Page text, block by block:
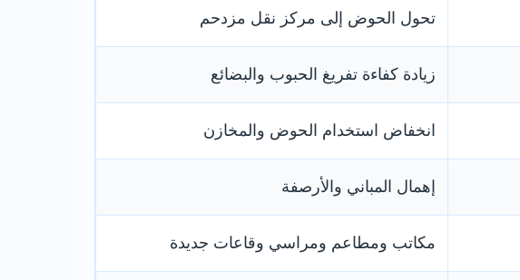
تحول الحوض إلى مركز نقل مزدحم
زيادة كفاءة تفريغ الحبوب والبضائع
انخفاض استخدام الحوض والمخازن
إهمال المباني والأرصفة
مكاتب ومطاعم ومراسي وقاعات جديدة